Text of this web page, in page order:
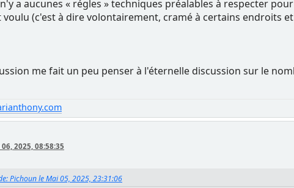
a aucunes « régles » techniques préalables à respecter
voulu (c'est à dire volontairement, cramé à certains endroits
me fait un peu penser à l'éternelle discussion sur le
2025, 08:58:35
Pichoun le Mai 05, 2025, 23:31:06